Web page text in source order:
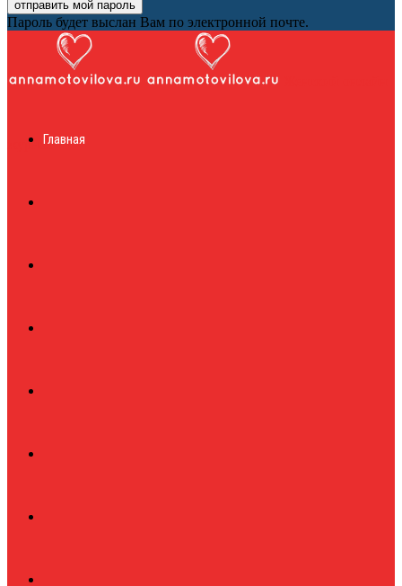
Пароль будет выслан Вам по электронной почте.
журналГлавная